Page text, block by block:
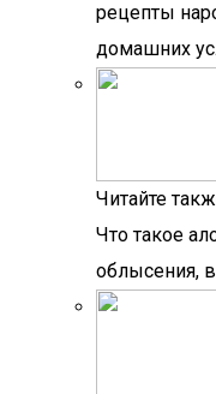
рецепты
домашних
Читайте
Что такое
облысения,